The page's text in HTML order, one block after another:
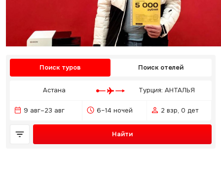
Поиск туров Поиск отелей
Астана Турция: АНТАЛЬЯ
9 авг–23 авг 6–14 ночей 2 взр, 0 дет
Найти